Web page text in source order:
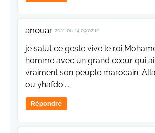
anouar 2021-06-14 09:02:12
je salut ce geste vive le roi
homme avec un grand cœur qui
vraiment son peuple marocain.
ou yhafdo....
Répondre